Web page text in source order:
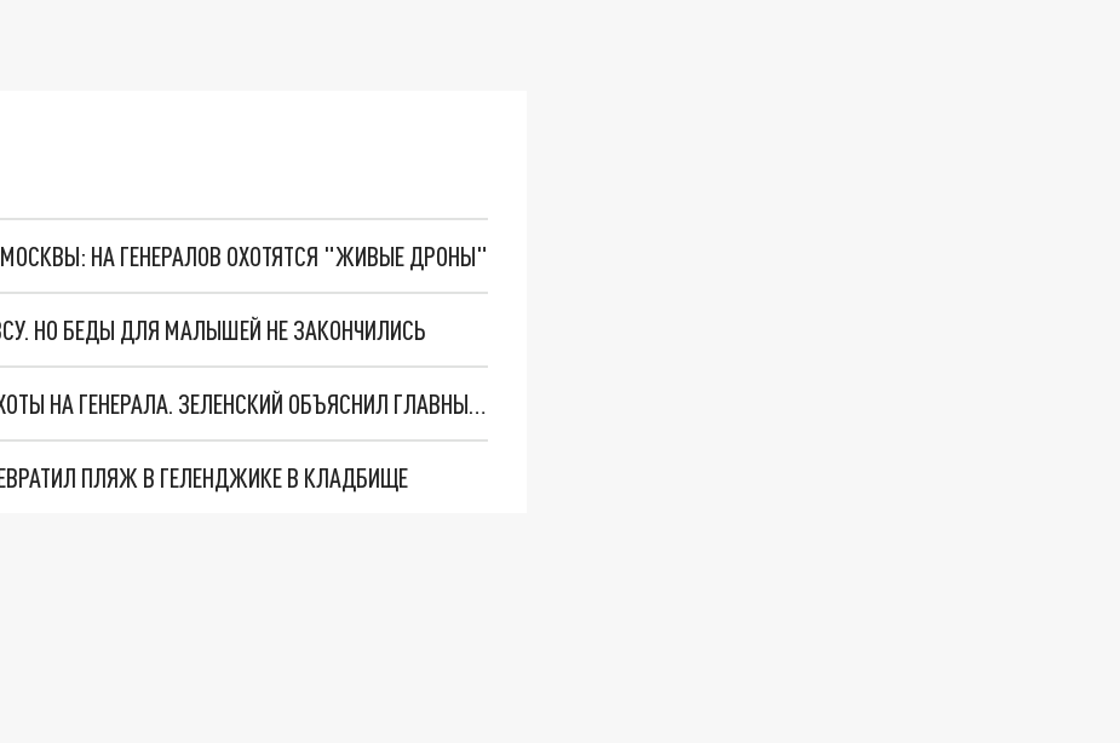
НА ГЕНЕРАЛОВ ОХОТЯТСЯ "ЖИВЫЕ ДРОНЫ"
НО БЕДЫ ДЛЯ МАЛЫШЕЙ НЕ ЗАКОНЧИЛИСЬ
"МЫ ВАС ЗАСТАВИМ": ЖУТКИЕ ДЕТАЛИ ОХОТЫ НА ГЕНЕРАЛА. ЗЕЛЕНСКИЙ ОБЪЯСНИЛ ГЛАВНЫЙ СМЫСЛ ТЕРАКТА В ЦЕНТРЕ МОСКВЫ
ПЛЯЖ В ГЕЛЕНДЖИКЕ В КЛАДБИЩЕ